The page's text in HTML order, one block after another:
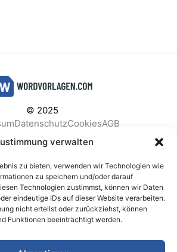
verwalten
zu bieten, verwenden wir Technologien wie
zu speichern und/oder darauf
Technologien zustimmst, können wir Daten
eindeutige IDs auf dieser Website verarbeiten.
nicht erteilst oder zurückziehst, können
Funktionen beeinträchtigt werden.
© 2025
DatenschutzCookiesAGB
Instagram
KATEGORIEN
Business
Einkauf & Beschaffung